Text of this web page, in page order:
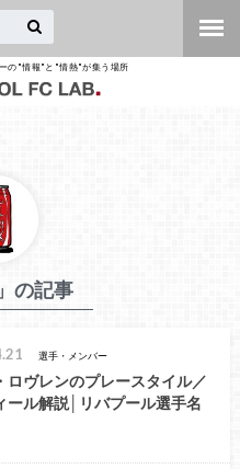
の"情報"と"情熱"が集う場所
の記事
選手・メンバー
ロヴレンのプレースタイル／
ール解説│リバプール選手名